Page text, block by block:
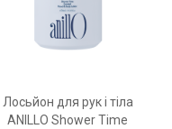
Лосьйон для рук і тіла
ANILLO Shower Time